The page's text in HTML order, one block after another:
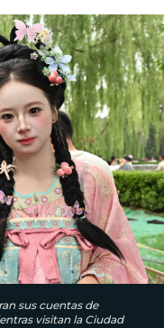
sus cuentas de
visitan la Ciudad